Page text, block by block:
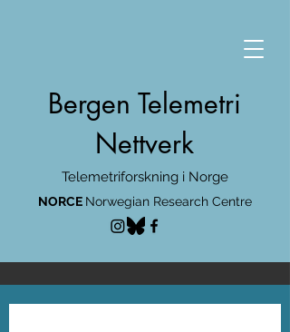
Bergen Telemetri
Nettverk
Telemetriforskning i Norge
NORCE Norwegian Research Centre